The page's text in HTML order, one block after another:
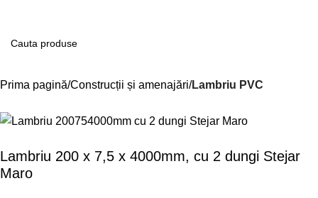
Prima pagină Construcții și amenajări Lambriu PVC
Lambriu 200 x 7,5 x 4000mm, cu 2 dungi Stejar
Maro